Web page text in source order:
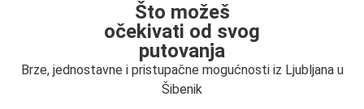
Što možeš
očekivati od svog
putovanja
Brze, jednostavne i pristupačne mogućnosti iz Ljubljana u
Šibenik